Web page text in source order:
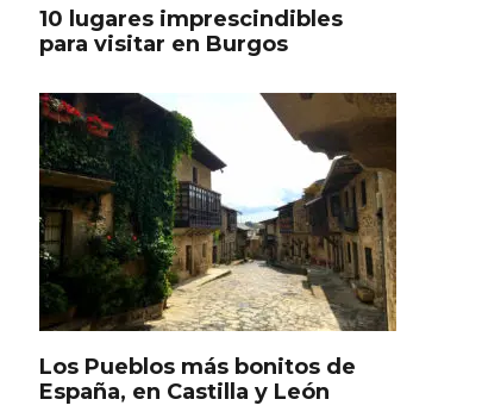
10 lugares imprescindibles
para visitar en Burgos
Los Pueblos más bonitos de
España, en Castilla y León
Feria del Vino de Toro 2026;
descubre “Otros Vinos de
Toro”